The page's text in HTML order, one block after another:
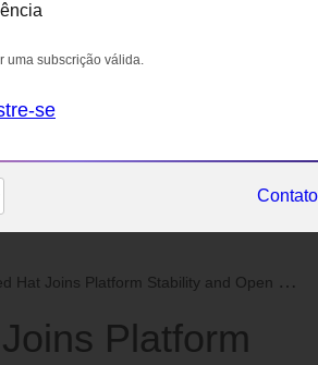
uma subscrição válida.
se
Contato
Hat Joins Platform Stability and Open Innovation with Latest Versi...
Platform